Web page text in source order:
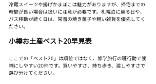
冷蔵スイーツや揚げかまぼこは魅力がありますが、帰宅までの
時間が長い場合は扱いに注意が必要です。札幌泊に戻る日や、
バス移動が続く日は、常温の焼き菓子や軽い雑貨を優先してく
ださい。
小樽お土産ベスト20早見表
ここでの「ベスト20」は順位ではなく、修学旅行の班行動で候
補にしやすい20件です。買いやすさ、持ち歩き、渡しやすさで
選び分けてください。